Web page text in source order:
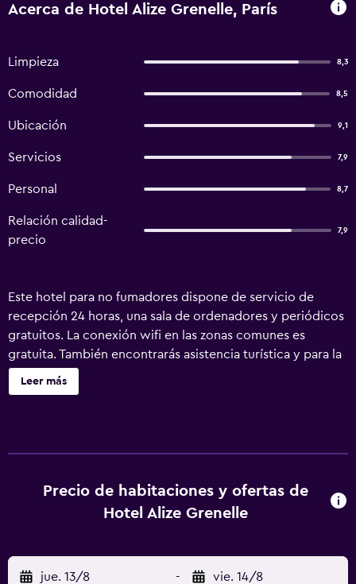
Acerca de Hotel Alize Grenelle, París
Limpieza 8,3
Comodidad 8,5
Ubicación 9,1
Servicios 7,9
Personal 8,7
Relación calidad-
precio
7,9
Este hotel para no fumadores dispone de servicio de
recepción 24 horas, una sala de ordenadores y periódicos
gratuitos. La conexión wifi en las zonas comunes es
gratuita. También encontrarás asistencia turística y para la
compra de entradas, televisión en una zona común y
personal multilingüe. Hôtel Alizé Grenelle Tour Eiffel
higiene personal gratuitos. Este hotel en París ofrece
acceso a Internet wifi gratis. Los servicios para las
Leer más
Precio de habitaciones y ofertas de
Hotel Alize Grenelle
jue. 13/8 - vie. 14/8